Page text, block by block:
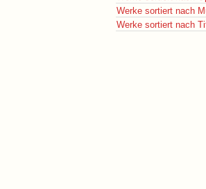
Werke sortiert nach
Werke sortiert nach